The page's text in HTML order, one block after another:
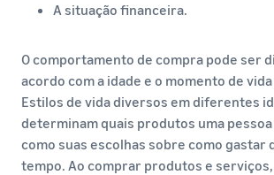
A situação financeira.
O comportamento de compra pode ser
acordo com a idade e o momento de vida
Estilos de vida diversos em diferentes
determinam quais produtos uma
como suas escolhas sobre como gastar
tempo. Ao comprar produtos e